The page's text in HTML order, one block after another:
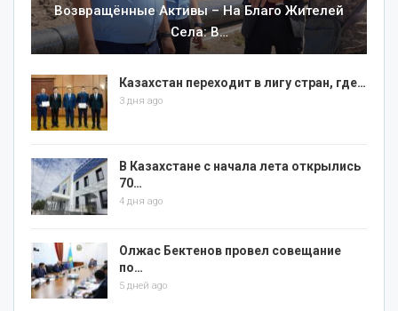
Возвращённые Активы – На Благо Жителей
Села: В…
Казахстан переходит в лигу стран, где…
3 дня ago
В Казахстане с начала лета открылись
70…
4 дня ago
Олжас Бектенов провел совещание
по…
5 дней ago